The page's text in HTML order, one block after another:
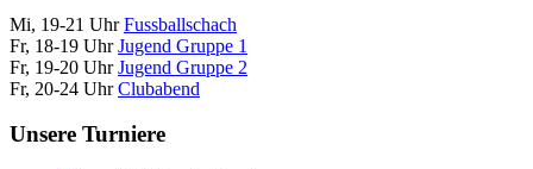
Mi, 19-21 UhrFussballschach
Fr, 18-19 UhrJugend Gruppe 1
Fr, 19-20 UhrJugend Gruppe 2
Fr, 20-24 UhrClubabend
Unsere Turniere